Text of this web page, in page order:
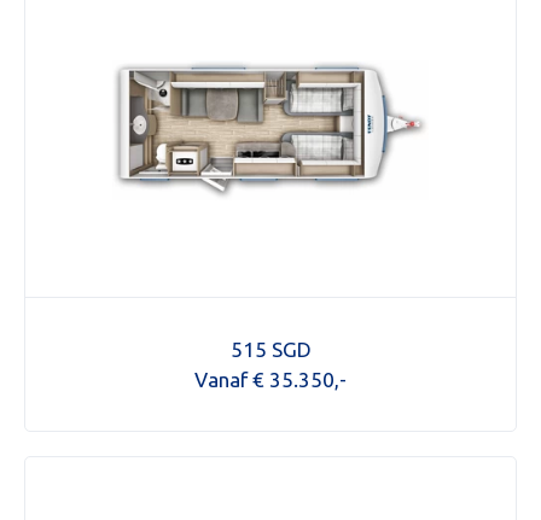
515 SGD
Vanaf € 35.350,-